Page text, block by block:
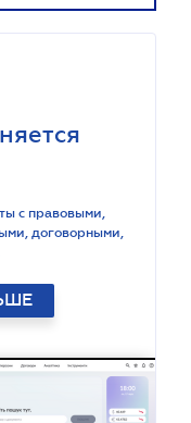
с правовыми,
договорными,